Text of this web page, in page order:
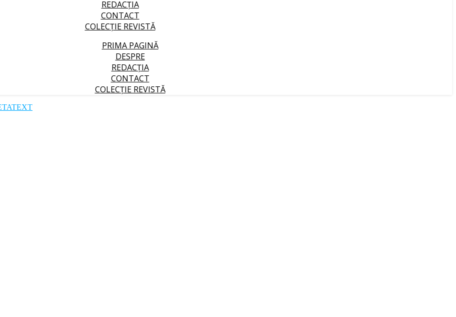
REDACȚIA
CONTACT
COLECȚIE REVISTĂ
PRIMA PAGINĂ
DESPRE
REDACȚIA
CONTACT
COLECȚIE REVISTĂ